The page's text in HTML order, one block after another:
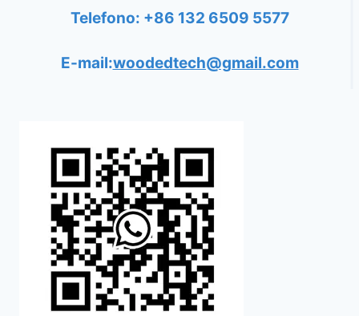
Telefono: +86 132 6509 5577
E-mail:woodedtech@gmail.com